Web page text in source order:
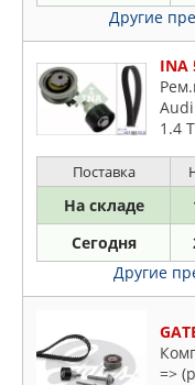
LYNXAUTO
METELLI
OPTIMAL
SASIC
SWAG
VIKA
Roomster
Superb
Yeti
Другие
INA
1.4
Поставка
На складе
Сегодня
Другие
=>